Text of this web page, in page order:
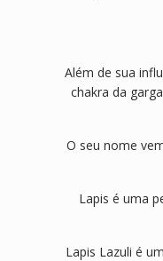
Além de sua
chakra da
O seu nome
Lapis é uma
Lapis Lazuli é